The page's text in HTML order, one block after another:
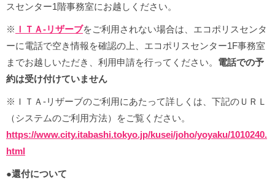
スセンター1階事務室にお越しください。
※ ＩＴＡ-リザーブをご利用されない場合は、エコポリスセンタ
ーに電話で空き情報を確認の上、エコポリスセンター1F事務室
までお越しいただき、利用申請を行ってください。 電話での予
約は受け付けていません
※ＩＴＡ-リザーブのご利用にあたって詳しくは、下記のＵＲＬ
（システムのご利用方法）をご覧ください。
https://www.city.itabashi.tokyo.jp/kusei/joho/yoyaku/1010240.
html
●還付について